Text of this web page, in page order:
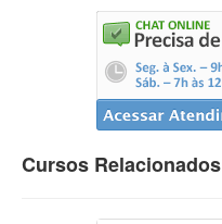
Cursos Relacionados